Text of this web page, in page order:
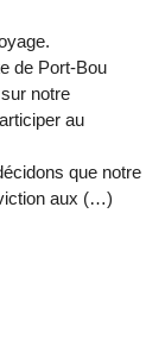
de Port-Bou
notre
au
que notre
aux (…)